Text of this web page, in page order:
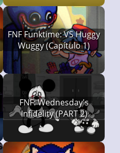
FNF Funktime: VS Huggy
Wuggy (Capítulo 1)
FNF: Wednesday's
Infidelity (PART 2)